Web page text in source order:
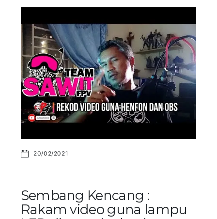
20/02/2021
Sembang Kencang :
Rakam video guna lampu